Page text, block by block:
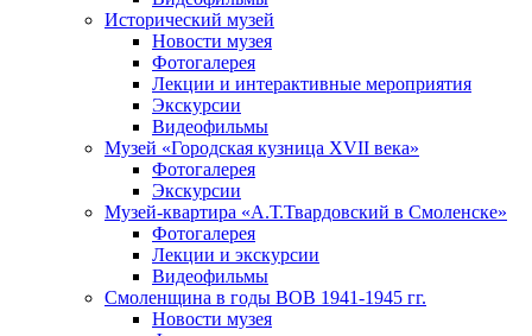
Исторический музей
Новости музея
Фотогалерея
Лекции и интерактивные мероприятия
Экскурсии
Видеофильмы
Музей «Городская кузница XVII века»
Фотогалерея
Экскурсии
Музей-квартира «А.Т.Твардовский в Смоленске»
Фотогалерея
Лекции и экскурсии
Видеофильмы
Смоленщина в годы ВОВ 1941-1945 гг.
Новости музея